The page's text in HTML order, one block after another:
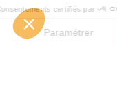
FermerVous